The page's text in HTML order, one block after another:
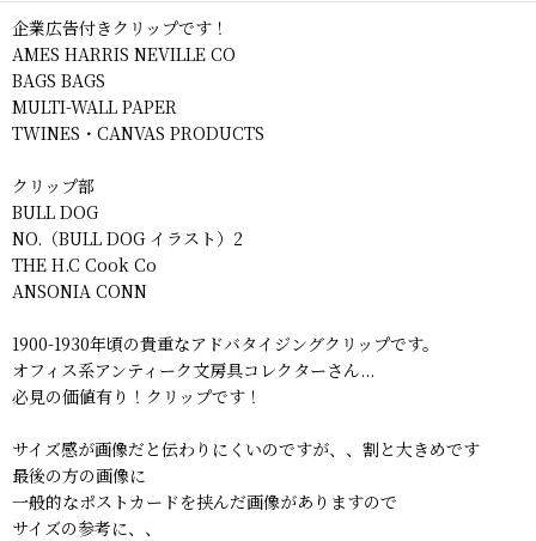
企業広告付きクリップです！
AMES HARRIS NEVILLE CO
BAGS BAGS
MULTI-WALL PAPER
TWINES・CANVAS PRODUCTS
クリップ部
BULL DOG
NO.（BULL DOG イラスト）2
THE H.C Cook Co
ANSONIA CONN
1900-1930年頃の貴重なアドバタイジングクリップです。
オフィス系アンティーク文房具コレクターさん...
必見の価値有り！クリップです！
サイズ感が画像だと伝わりにくいのですが、、割と大きめです
最後の方の画像に
一般的なポストカードを挟んだ画像がありますので
サイズの参考に、、